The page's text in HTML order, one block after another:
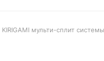
KIRIGAMI мульти-сплит системы